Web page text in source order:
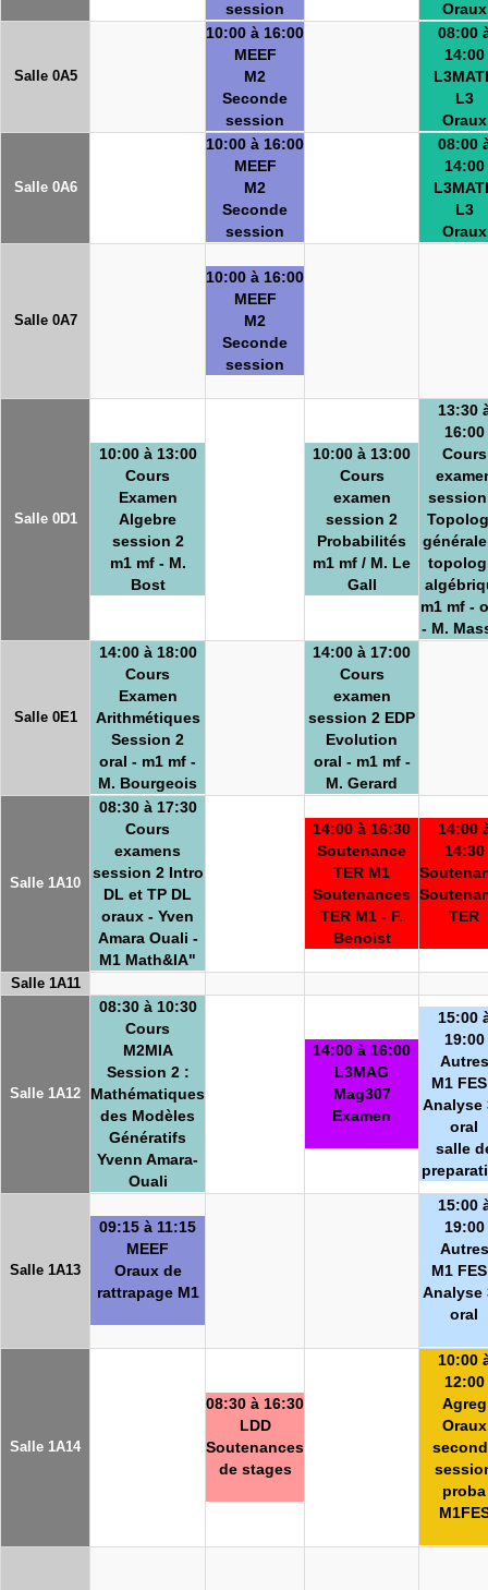
session Oraux
Salle 0A5
10:00 à 16:00
MEEF
M2
Seconde
session
08:00
14:00
L3
Oraux
Salle 0A6
10:00 à 16:00
MEEF
M2
Seconde
session
08:00
14:00
L3
Oraux
Salle 0A7
10:00 à 16:00
MEEF
M2
Seconde
session
Salle 0D1
10:00 à 13:00
Cours
Examen
Algebre
session 2
m1 mf - M.
Bost
10:00 à 13:00
Cours
examen
session 2
Probabilités
m1 mf / M. Le
Gall
13:30
16:00
Cours
m1 mf -
- M.
Salle 0E1
14:00 à 18:00
Cours
Examen
Arithmétiques
Session 2
oral - m1 mf -
M. Bourgeois
14:00 à 17:00
Cours
examen
session 2 EDP
Evolution
oral - m1 mf -
M. Gerard
Salle 1A10
08:30 à 17:30
Cours
examens
session 2 Intro
DL et TP DL
oraux - Yven
Amara Ouali -
M1 Math&IA"
14:00 à 16:30
Soutenance
TER M1
Soutenances
TER M1 - F.
Benoist
14:00
14:30
TER
Salle 1A11
Salle 1A12
08:30 à 10:30
Cours
M2MIA
Session 2 :
Mathématiques
des Modèles
Génératifs
Yvenn Amara-
Ouali
14:00 à 16:00
L3MAG
Mag307
Examen
15:00
19:00
Autres
M1
Analyse
oral
salle
Salle 1A13
09:15 à 11:15
MEEF
Oraux de
rattrapage M1
15:00
19:00
Autres
M1
Analyse
oral
Salle 1A14
08:30 à 16:30
LDD
Soutenances
de stages
10:00
12:00
Agreg
Oraux
proba